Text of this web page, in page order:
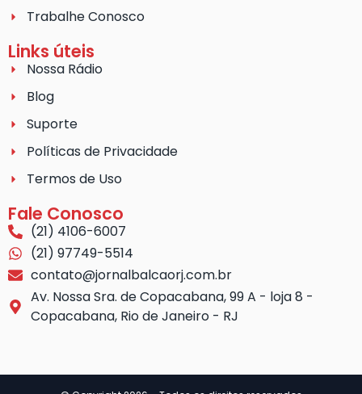
Trabalhe Conosco
Links úteis
Nossa Rádio
Blog
Suporte
Políticas de Privacidade
Termos de Uso
Fale Conosco
(21) 4106-6007
(21) 97749-5514
contato@jornalbalcaorj.com.br
Av. Nossa Sra. de Copacabana, 99 A - loja 8 -
Copacabana, Rio de Janeiro - RJ